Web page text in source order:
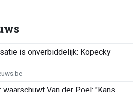
is onverbiddelijk: Kopecky